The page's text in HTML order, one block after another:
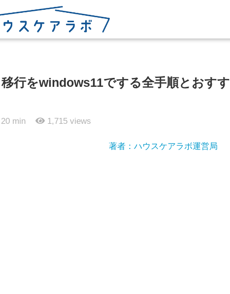
行をwindows11でする全手順とおすす
20 min 1,715 views
著者：ハウスケアラボ運営局